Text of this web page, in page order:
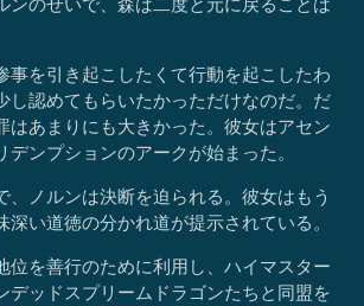
事を引き起こしたくて行動を起こしたわ
し認めてもらいたかっただけなのだ。だ
はあまりにも大きかった。彼女はアセン
デンプションのアークが始まった。
、ノルンは決断を迫られる。彼女はもう
深い道徳の分かれ道が提示されている。
位を善行のために利用し、ハイマスター
デッドスプリームドラゴンたちと同盟を